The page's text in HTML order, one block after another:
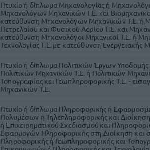
Πτυχίο ή δίπλωμα Μηχανολογίας ή
Μηχανολόγων Μηχανικών Τ.Ε. και
κατεύθυνση Μηχανολόγων Μηχανικών Τ.Ε. ή
Πετρελαίου και Φυσικού Αερίου Τ.Ε. και
κατεύθυνση Μηχανολόγοι Μηχανικοί Τ.Ε. ή
Τεχνολογίας Τ.Ε. με κατεύθυνση Ενεργειακής
Πτυχίο ή δίπλωμα Πολιτικών Έργων
Πολιτικών Μηχανικών Τ.Ε. ή Πολιτικών
Τοπογραφίας και Γεωπληροφορικής Τ.Ε. -
Μηχανικών Τ.Ε.
Πτυχίο ή δίπλωμα Πληροφορικής ή
Πολυμέσων ή Τηλεπληροφορικής και
ή Επιχειρηματικού Σχεδιασμού και
Εφαρμογών Πληροφορικής στη Διοίκηση και
Πληροφορικής ή Γεωπληροφορικής και